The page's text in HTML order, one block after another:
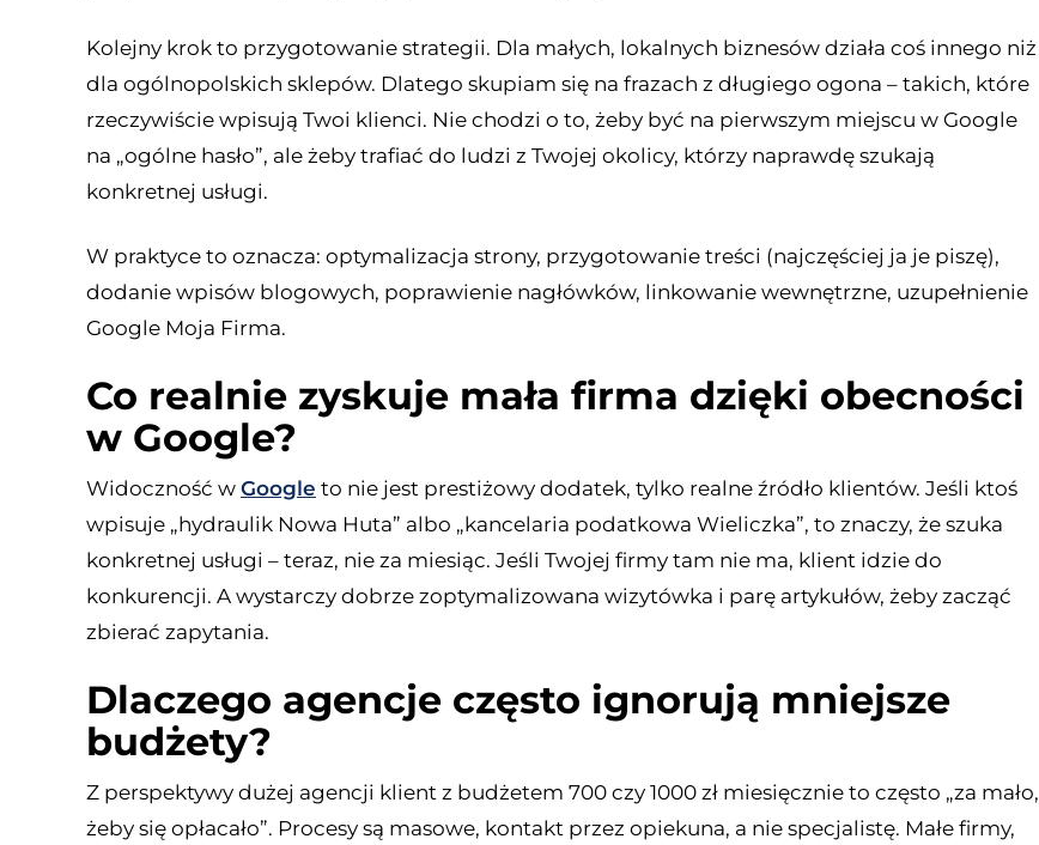
Kolejny krok to przygotowanie strategii. Dla małych, lokalnych biznesów działa coś innego niż
dla ogólnopolskich sklepów. Dlatego skupiam się na frazach z długiego ogona – takich, które
rzeczywiście wpisują Twoi klienci. Nie chodzi o to, żeby być na pierwszym miejscu w Google
na „ogólne hasło”, ale żeby trafiać do ludzi z Twojej okolicy, którzy naprawdę szukają
konkretnej usługi.
W praktyce to oznacza: optymalizacja strony, przygotowanie treści (najczęściej ja je piszę),
dodanie wpisów blogowych, poprawienie nagłówków, linkowanie wewnętrzne, uzupełnienie
Google Moja Firma.
Co realnie zyskuje mała firma dzięki obecności
w Google?
Widoczność w Google to nie jest prestiżowy dodatek, tylko realne źródło klientów. Jeśli ktoś
wpisuje „hydraulik Nowa Huta” albo „kancelaria podatkowa Wieliczka”, to znaczy, że szuka
konkretnej usługi – teraz, nie za miesiąc. Jeśli Twojej firmy tam nie ma, klient idzie do
konkurencji. A wystarczy dobrze zoptymalizowana wizytówka i parę artykułów, żeby zacząć
zbierać zapytania.
Dlaczego agencje często ignorują mniejsze
budżety?
Z perspektywy dużej agencji klient z budżetem 700 czy 1000 zł miesięcznie to często „za mało,
żeby się opłacało”. Procesy są masowe, kontakt przez opiekuna, a nie specjalistę. Małe firmy,